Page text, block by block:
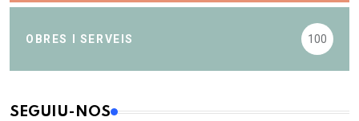
OBRES I SERVEIS 100
SEGUIU-NOS